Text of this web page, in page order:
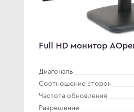
Full HD монитор
Диагональ
Соотношение сторон
Частота обновления
Разрешение